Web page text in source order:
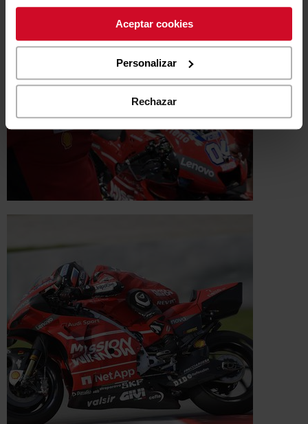
más o negar su consentimiento de todas o
algunas cookies, hagaclic aquí. El consentimiento podrá
expresarse haciendo clic en el botón «Aceptar cookies».
Si no desea las cookies para la elaboración de perfiles,
puede negar su consentimiento haciendo clic en el botón
Aceptar cookies
Personalizar
Rechazar